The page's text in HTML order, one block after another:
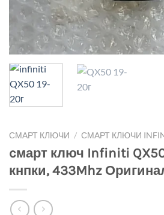
СМАРТ КЛЮЧИ / СМАРТ КЛЮЧИ
cмарт ключ Infiniti
кнпки, 433Mhz